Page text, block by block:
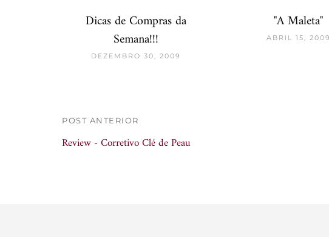
Dicas de Compras da
Semana!!!
DEZEMBRO 30, 2009
"A Maleta"
ABRIL 15, 2009
POST ANTERIOR
Review - Corretivo Clé de Peau